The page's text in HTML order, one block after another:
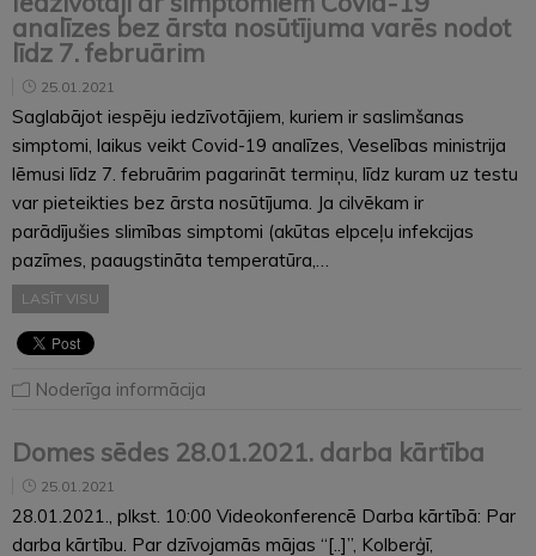
analīzes bez ārsta nosūtījuma varēs nodot
līdz 7. februārim
25.01.2021
Saglabājot iespēju iedzīvotājiem, kuriem ir saslimšanas
simptomi, laikus veikt Covid-19 analīzes, Veselības ministrija
lēmusi līdz 7. februārim pagarināt termiņu, līdz kuram uz testu
var pieteikties bez ārsta nosūtījuma. Ja cilvēkam ir
parādījušies slimības simptomi (akūtas elpceļu infekcijas
pazīmes, paaugstināta temperatūra,…
LASĪT VISU
Noderīga informācija
Domes sēdes 28.01.2021. darba kārtība
25.01.2021
28.01.2021., plkst. 10:00 Videokonferencē Darba kārtībā: Par
darba kārtību. Par dzīvojamās mājas “[..]”, Kolberģī,